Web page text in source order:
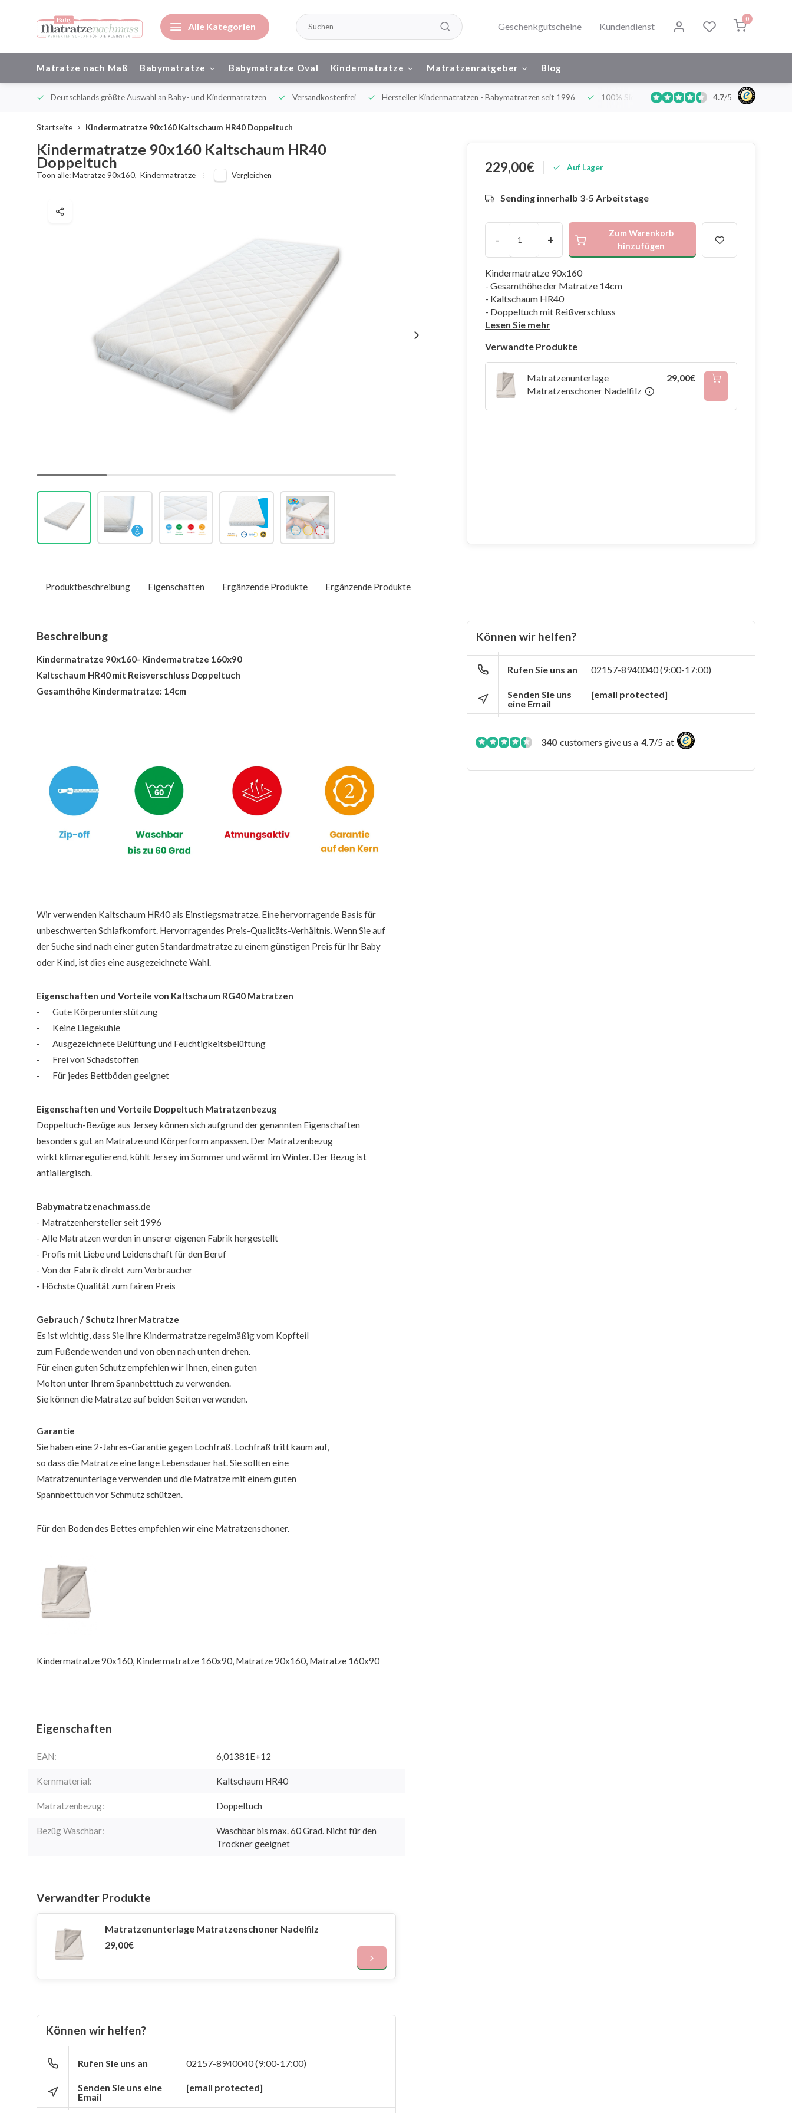
Alle Kategorien Geschenkgutscheine Kundendienst
0
Matratze nach Maß Babymatratze Babymatratze Oval Kindermatratze Matratzenratgeber Blog
Deutschlands größte Auswahl an Baby- und Kindermatratzen Versandkostenfrei Hersteller Kindermatratzen - Babymatratzen seit 1996 100% Sicher und Hygienisch Deutschlands
4.7/5
Startseite Kindermatratze 90x160 Kaltschaum HR40 Doppeltuch
Kindermatratze 90x160 Kaltschaum HR40
Doppeltuch
Toon alle:Matratze 90x160, Kindermatratze Vergleichen 229,00€ Auf Lager
Sending innerhalb 3-5 Arbeitstage
- +
Zum Warenkorb
hinzufügen
Kindermatratze 90x160
- Gesamthöhe der Matratze 14cm
- Kaltschaum HR40
- Doppeltuch mit Reißverschluss
Lesen Sie mehr
Verwandte Produkte
Matratzenunterlage
Matratzenschoner Nadelfilz
29,00€
Produktbeschreibung Eigenschaften Ergänzende Produkte Ergänzende Produkte
Beschreibung
Kindermatratze 90x160- Kindermatratze 160x90
Kaltschaum HR40 mit Reisverschluss Doppeltuch
Gesamthöhe Kindermatratze: 14cm
Wir verwenden Kaltschaum HR40 als Einstiegsmatratze. Eine hervorragende Basis für
unbeschwerten Schlafkomfort. Hervorragendes Preis-Qualitäts-Verhältnis. Wenn Sie auf
der Suche sind nach einer guten Standardmatratze zu einem günstigen Preis für Ihr Baby
oder Kind, ist dies eine ausgezeichnete Wahl.
Eigenschaften und Vorteile von Kaltschaum RG40 Matratzen
- Gute Körperunterstützung
- Keine Liegekuhle
- Ausgezeichnete Belüftung und Feuchtigkeitsbelüftung
- Frei von Schadstoffen
- Für jedes Bettböden geeignet
Eigenschaften und Vorteile Doppeltuch Matratzenbezug
Doppeltuch-Bezüge aus Jersey können sich aufgrund der genannten Eigenschaften
besonders gut an Matratze und Körperform anpassen. Der Matratzenbezug
wirkt klimaregulierend, kühlt Jersey im Sommer und wärmt im Winter. Der Bezug ist
antiallergisch.
Babymatratzenachmass.de
- Matratzenhersteller seit 1996
- Alle Matratzen werden in unserer eigenen Fabrik hergestellt
- Profis mit Liebe und Leidenschaft für den Beruf
- Von der Fabrik direkt zum Verbraucher
- Höchste Qualität zum fairen Preis
Gebrauch / Schutz Ihrer Matratze
Es ist wichtig, dass Sie Ihre Kindermatratze regelmäßig vom Kopfteil
zum Fußende wenden und von oben nach unten drehen.
Für einen guten Schutz empfehlen wir Ihnen, einen guten
Molton unter Ihrem Spannbetttuch zu verwenden.
Sie können die Matratze auf beiden Seiten verwenden.
Garantie
Sie haben eine 2-Jahres-Garantie gegen Lochfraß. Lochfraß tritt kaum auf,
so dass die Matratze eine lange Lebensdauer hat. Sie sollten eine
Matratzenunterlage verwenden und die Matratze mit einem guten
Spannbetttuch vor Schmutz schützen.
Für den Boden des Bettes empfehlen wir eine Matratzenschoner.
Kindermatratze 90x160, Kindermatratze 160x90, Matratze 90x160, Matratze 160x90
Eigenschaften
EAN: 6,01381E+12
Kernmaterial: Kaltschaum HR40
Matratzenbezug: Doppeltuch
Bezüg Waschbar:
Waschbar bis max. 60 Grad. Nicht für den
Trockner geeignet
Verwandter Produkte
Matratzenunterlage Matratzenschoner Nadelfilz
29,00€
Können wir helfen?
Rufen Sie uns an 02157-8940040 (9:00-17:00)
Senden Sie uns eine
Email
[email protected]
Können wir helfen?
Rufen Sie uns an 02157-8940040 (9:00-17:00)
Senden Sie uns
eine Email
[email protected]
340 customers give us a 4.7/5 at